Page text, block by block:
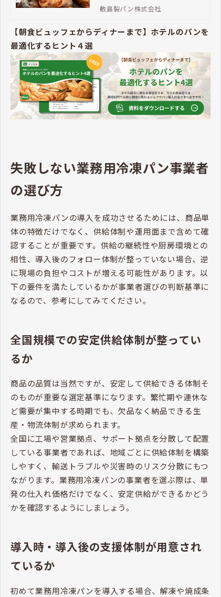
敷島製パン株式会社
【朝食ビュッフェからディナーまで】ホテルのパンを
最適化するヒント４選
失敗しない業務用冷凍パン事業者
の選び方
業務用冷凍パンの導入を成功させるためには、商品単
体の特徴だけでなく、供給体制や運用面まで含めて確
認することが重要です。供給の継続性や厨房環境との
相性、導入後のフォロー体制が整っていない場合、逆
に現場の負担やコストが増える可能性があります。以
下の要件を満たしているかが事業者選びの判断基準に
なるので、参考にしてみてください。
全国規模での安定供給体制が整ってい
るか
商品の品質は当然ですが、安定して供給できる体制そ
のものが重要な選定基準になります。繁忙期や連休な
ど需要が集中する時期でも、欠品なく納品できる生
産・物流体制が求められます。
全国に工場や営業拠点、サポート拠点を分散して配置
している事業者であれば、地域ごとに供給体制を構築
しやすく、輸送トラブルや災害時のリスク分散にもつ
ながります。業務用冷凍パンの事業者を選ぶ際は、単
発の仕入れ価格だけでなく、安定供給ができるかどう
かを確認するようにしましょう。
導入時・導入後の支援体制が用意され
ているか
初めて業務用冷凍パンを導入する場合、解凍や焼成条